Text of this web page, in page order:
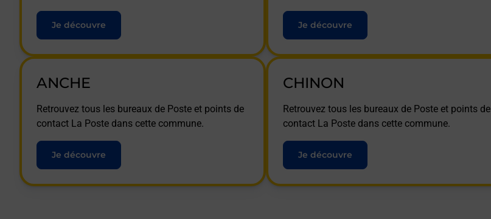
Je découvre Je découvre
ANCHE
Retrouvez tous les bureaux de Poste et points de
contact La Poste dans cette commune.
Je découvre
CHINON
Retrouvez tous les bureaux de Poste et points de
contact La Poste dans cette commune.
Je découvre